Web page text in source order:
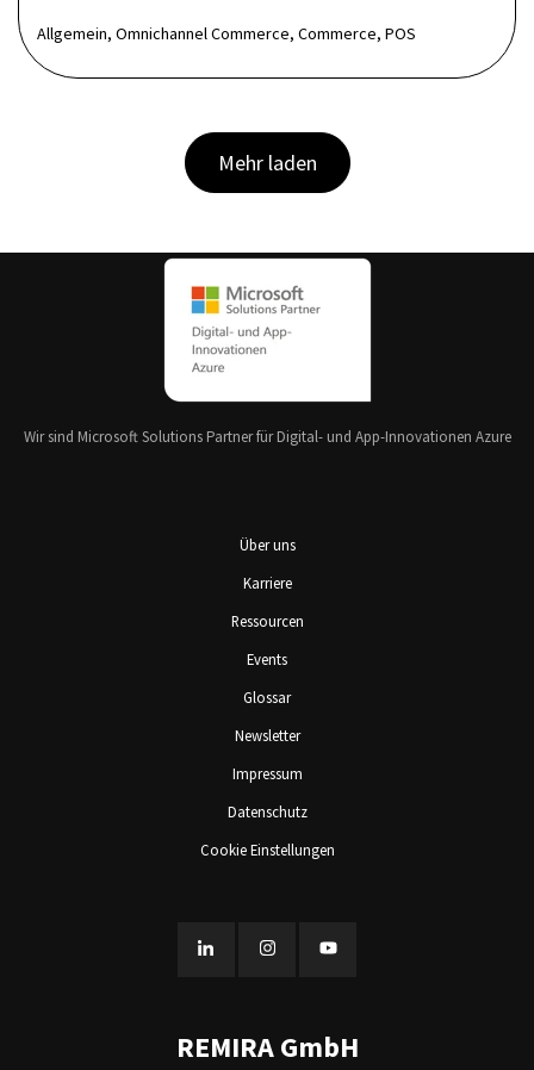
Allgemein, Omnichannel Commerce, Commerce, POS
Mehr laden
Wir sind Microsoft Solutions Partner für Digital- und App-Innovationen Azure
Über uns
Karriere
Ressourcen
Events
Glossar
Newsletter
Impressum
Datenschutz
Cookie Einstellungen
REMIRA GmbH